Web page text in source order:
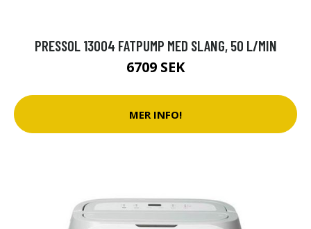
PRESSOL 13004 FATPUMP MED SLANG, 50 L/MIN
6709 SEK
MER INFO!